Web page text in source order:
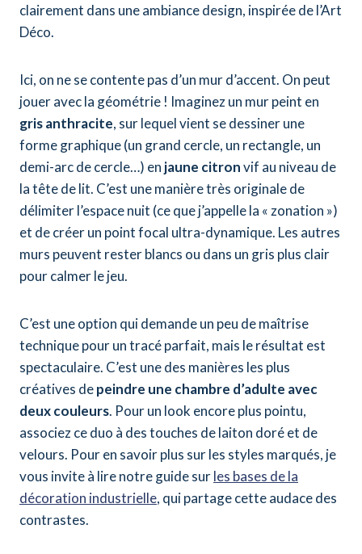
clairement dans une ambiance design, inspirée de l’Art
Déco.
Ici, on ne se contente pas d’un mur d’accent. On peut
jouer avec la géométrie ! Imaginez un mur peint en
gris anthracite, sur lequel vient se dessiner une
forme graphique (un grand cercle, un rectangle, un
demi-arc de cercle…) en jaune citronvif au niveau de
la tête de lit. C’est une manière très originale de
délimiter l’espace nuit (ce que j’appelle la « zonation »)
et de créer un point focal ultra-dynamique. Les autres
murs peuvent rester blancs ou dans un gris plus clair
pour calmer le jeu.
C’est une option qui demande un peu de maîtrise
technique pour un tracé parfait, mais le résultat est
spectaculaire. C’est une des manières les plus
créatives depeindre une chambre d’adulte avec
deux couleurs. Pour un look encore plus pointu,
associez ce duo à des touches de laiton doré et de
velours. Pour en savoir plus sur les styles marqués, je
vous invite à lire notre guide surles bases de la
décoration industrielle, qui partage cette audace des
contrastes.